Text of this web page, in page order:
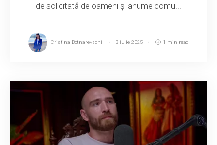
de solicitată de oameni și anume comu...
Cristina Botnarevschi 3 iulie 2025 1 min read